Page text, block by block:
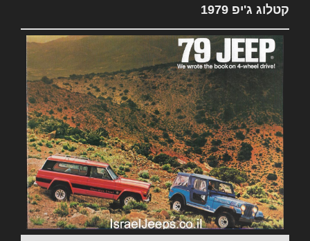
קטלוג ג'יפ 1979